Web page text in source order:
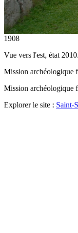
1908
Vue vers l'est, état 2010.
Mission archéologique
Mission archéologique
Explorer le site : Saint-